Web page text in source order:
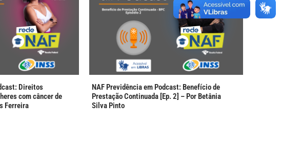
Direitos
com câncer de
Ferreira
NAF Previdência em Podcast: Benefício de
Prestação Continuada [Ep. 2] – Por Betânia
Silva Pinto